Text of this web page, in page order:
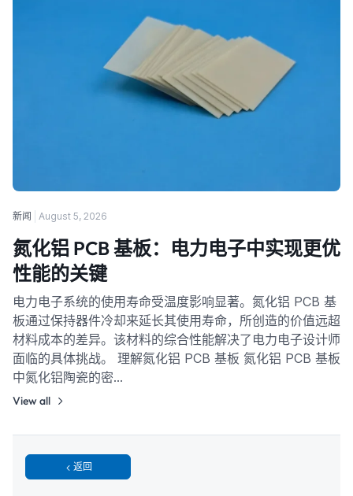
新闻 August 5, 2026
氮化铝 PCB 基板：电力电子中实现更优
性能的关键
电力电子系统的使用寿命受温度影响显著。氮化铝 PCB 基
板通过保持器件冷却来延长其使用寿命，所创造的价值远超
材料成本的差异。该材料的综合性能解决了电力电子设计师
面临的具体挑战。 理解氮化铝 PCB 基板 氮化铝 PCB 基板
中氮化铝陶瓷的密…
View all
返回